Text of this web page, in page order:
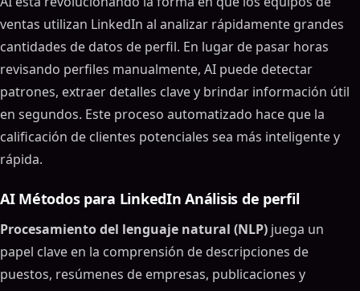
ventas utilizan LinkedIn al analizar rápidamente grandes
cantidades de datos de perfil. En lugar de pasar horas
revisando perfiles manualmente, AI puede detectar
patrones, extraer detalles clave y brindar información útil
en segundos. Este proceso automatizado hace que la
calificación de clientes potenciales sea más inteligente y
rápida.
AI Métodos para LinkedIn Análisis de perfil
Procesamiento del lenguaje natural (NLP) juega un
papel clave en la comprensión de descripciones de
puestos, resúmenes de empresas, publicaciones y